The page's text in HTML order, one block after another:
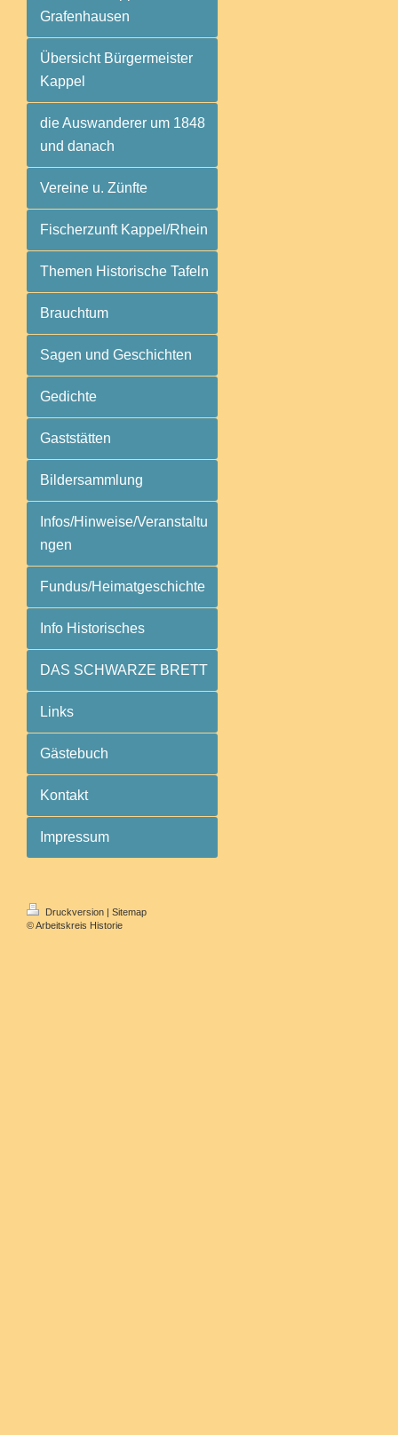
Grafenhausen
Übersicht Bürgermeister
Kappel
die Auswanderer um 1848
und danach
Vereine u. Zünfte
Fischerzunft Kappel/Rhein
Themen Historische Tafeln
Brauchtum
Sagen und Geschichten
Gedichte
Gaststätten
Bildersammlung
Infos/Hinweise/Veranstaltu
ngen
Fundus/Heimatgeschichte
Info Historisches
DAS SCHWARZE BRETT
Links
Gästebuch
Kontakt
Impressum
Druckversion | Sitemap
© Arbeitskreis Historie